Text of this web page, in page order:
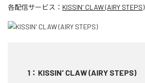
各配信サービス： KISSIN' CLAW (AIRY STEPS)
1 ： KISSIN' CLAW (AIRY STEPS)